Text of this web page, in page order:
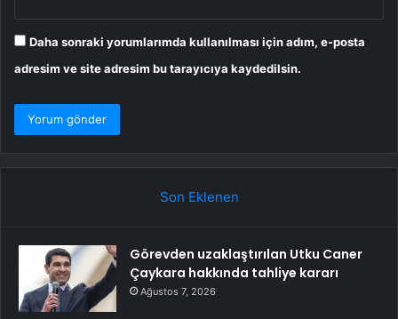
Daha sonraki yorumlarımda kullanılması için adım, e-posta
adresim ve site adresim bu tarayıcıya kaydedilsin.
Son Eklenen
Görevden uzaklaştırılan Utku Caner
Çaykara hakkında tahliye kararı
Ağustos 7, 2026